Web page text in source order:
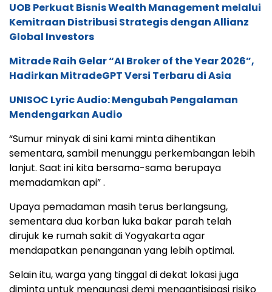
UOB Perkuat Bisnis Wealth Management melalui
Kemitraan Distribusi Strategis dengan Allianz
Global Investors
Mitrade Raih Gelar “AI Broker of the Year 2026”,
Hadirkan MitradeGPT Versi Terbaru di Asia
UNISOC Lyric Audio: Mengubah Pengalaman
Mendengarkan Audio
“Sumur minyak di sini kami minta dihentikan
sementara, sambil menunggu perkembangan lebih
lanjut. Saat ini kita bersama-sama berupaya
memadamkan api” .
Upaya pemadaman masih terus berlangsung,
sementara dua korban luka bakar parah telah
dirujuk ke rumah sakit di Yogyakarta agar
mendapatkan penanganan yang lebih optimal.
Selain itu, warga yang tinggal di dekat lokasi juga